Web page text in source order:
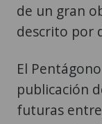
de un gran
descrito por
El
publicación
futuras